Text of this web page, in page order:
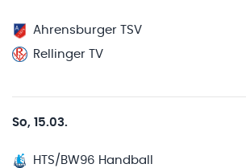
Ahrensburger TSV
Rellinger TV
So, 15.03.
HTS/BW96 Handball